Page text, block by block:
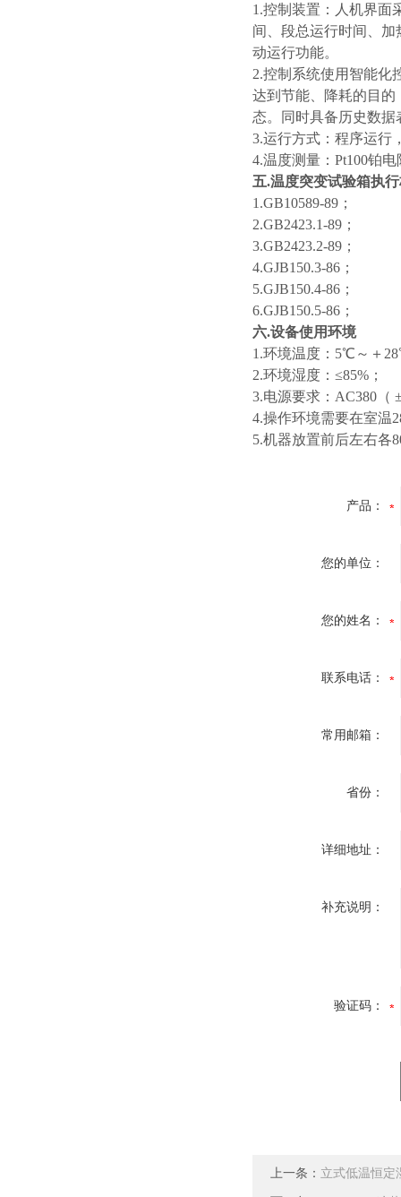
1.控制装置：人机界面
间、段总运行时间、
动运行功能。
2.控制系统使用智能化
达到节能、降耗的目
态。同时具备历史数
3.运行方式：程序运行
4.温度测量：Pt100铂
五.温度突变试验箱执
1.GB10589-89；
2.GB2423.1-89；
3.GB2423.2-89；
4.GJB150.3-86；
5.GJB150.4-86；
6.GJB150.5-86；
六.设备使用环境
1.环境温度：5℃～＋
2.环境湿度：≤85%；
3.电源要求：AC380（
4.操作环境需要在室温
5.机器放置前后左右各
产品：
您的单位：
您的姓名：
联系电话：
常用邮箱：
省份：
详细地址：
补充说明：
验证码：
上一条： 立式低温恒定